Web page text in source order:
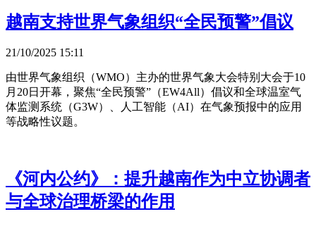
越南支持世界气象组织“全民预警”倡议
21/10/2025 15:11
由世界气象组织（WMO）主办的世界气象大会特别大会于10
月20日开幕，聚焦“全民预警”（EW4All）倡议和全球温室气
体监测系统（G3W）、人工智能（AI）在气象预报中的应用
等战略性议题。 ​
《河内公约》：提升越南作为中立协调者
与全球治理桥梁的作用